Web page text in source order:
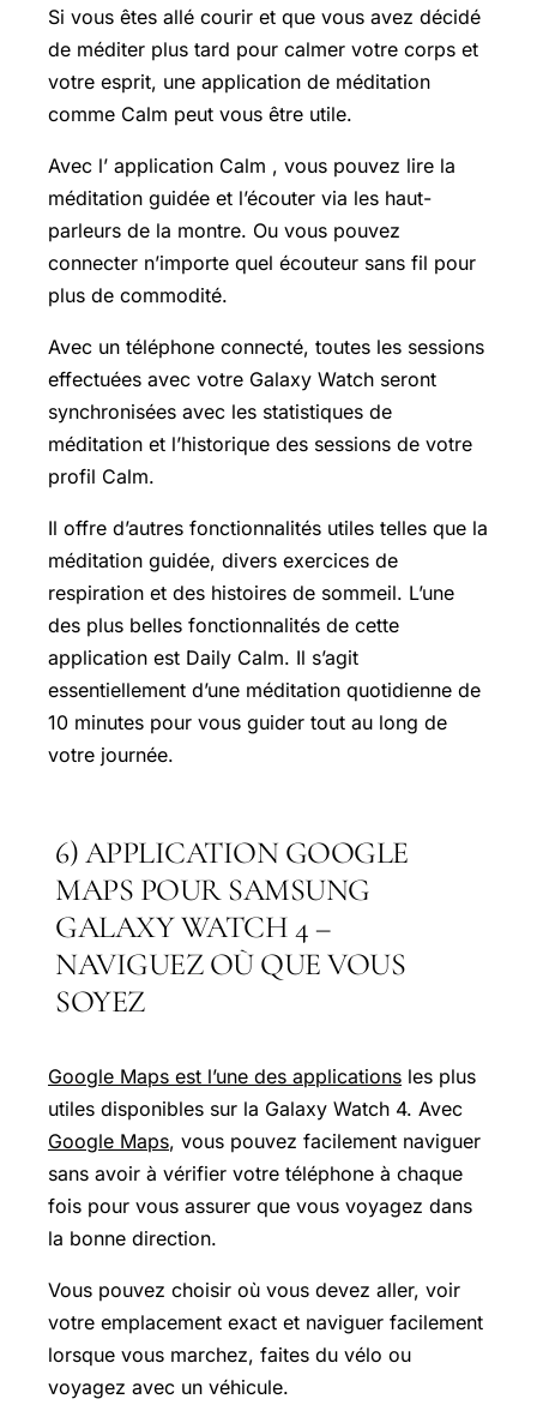
Si vous êtes allé courir et que vous avez décidé
de méditer plus tard pour calmer votre corps et
votre esprit, une application de méditation
comme Calm peut vous être utile.
Avec l’ application Calm , vous pouvez lire la
méditation guidée et l’écouter via les haut-
parleurs de la montre. Ou vous pouvez
connecter n’importe quel écouteur sans fil pour
plus de commodité.
Avec un téléphone connecté, toutes les sessions
effectuées avec votre Galaxy Watch seront
synchronisées avec les statistiques de
méditation et l’historique des sessions de votre
profil Calm.
Il offre d’autres fonctionnalités utiles telles que la
méditation guidée, divers exercices de
respiration et des histoires de sommeil. L’une
des plus belles fonctionnalités de cette
application est Daily Calm. Il s’agit
essentiellement d’une méditation quotidienne de
10 minutes pour vous guider tout au long de
votre journée.
6) APPLICATION GOOGLE
MAPS POUR SAMSUNG
GALAXY WATCH 4 –
NAVIGUEZ OÙ QUE VOUS
SOYEZ
Google Maps est l’une des applications les plus
utiles disponibles sur la Galaxy Watch 4. Avec
Google Maps, vous pouvez facilement naviguer
sans avoir à vérifier votre téléphone à chaque
fois pour vous assurer que vous voyagez dans
la bonne direction.
Vous pouvez choisir où vous devez aller, voir
votre emplacement exact et naviguer facilement
lorsque vous marchez, faites du vélo ou
voyagez avec un véhicule.